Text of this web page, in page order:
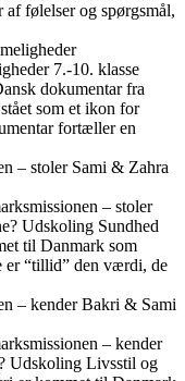
følelser og spørgsmål,
7.-10. klasse
dokumentar fra
som et ikon for
fortæller en
– stoler Sami & Zahra
– stoler
Udskoling Sundhed
til Danmark som
er “tillid” den værdi, de
– kender Bakri & Sami
– kender
Udskoling Livsstil og